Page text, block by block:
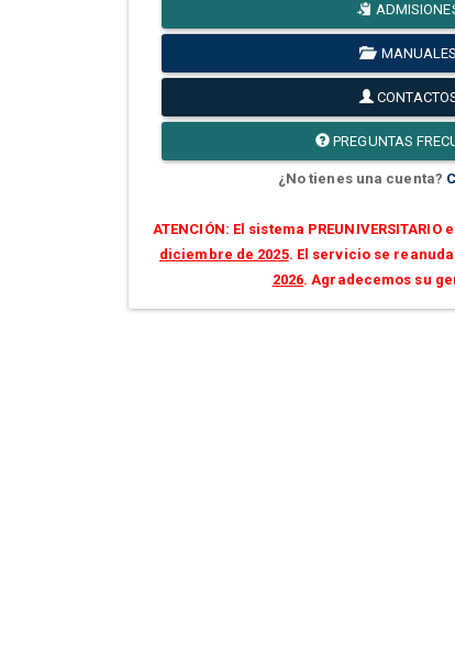
MANUALES
PREGUNTAS
¿No tienes una cuenta?
ATENCIÓN: El sistema
diciembre de 2025. El servicio se
2026. Agradecemos su